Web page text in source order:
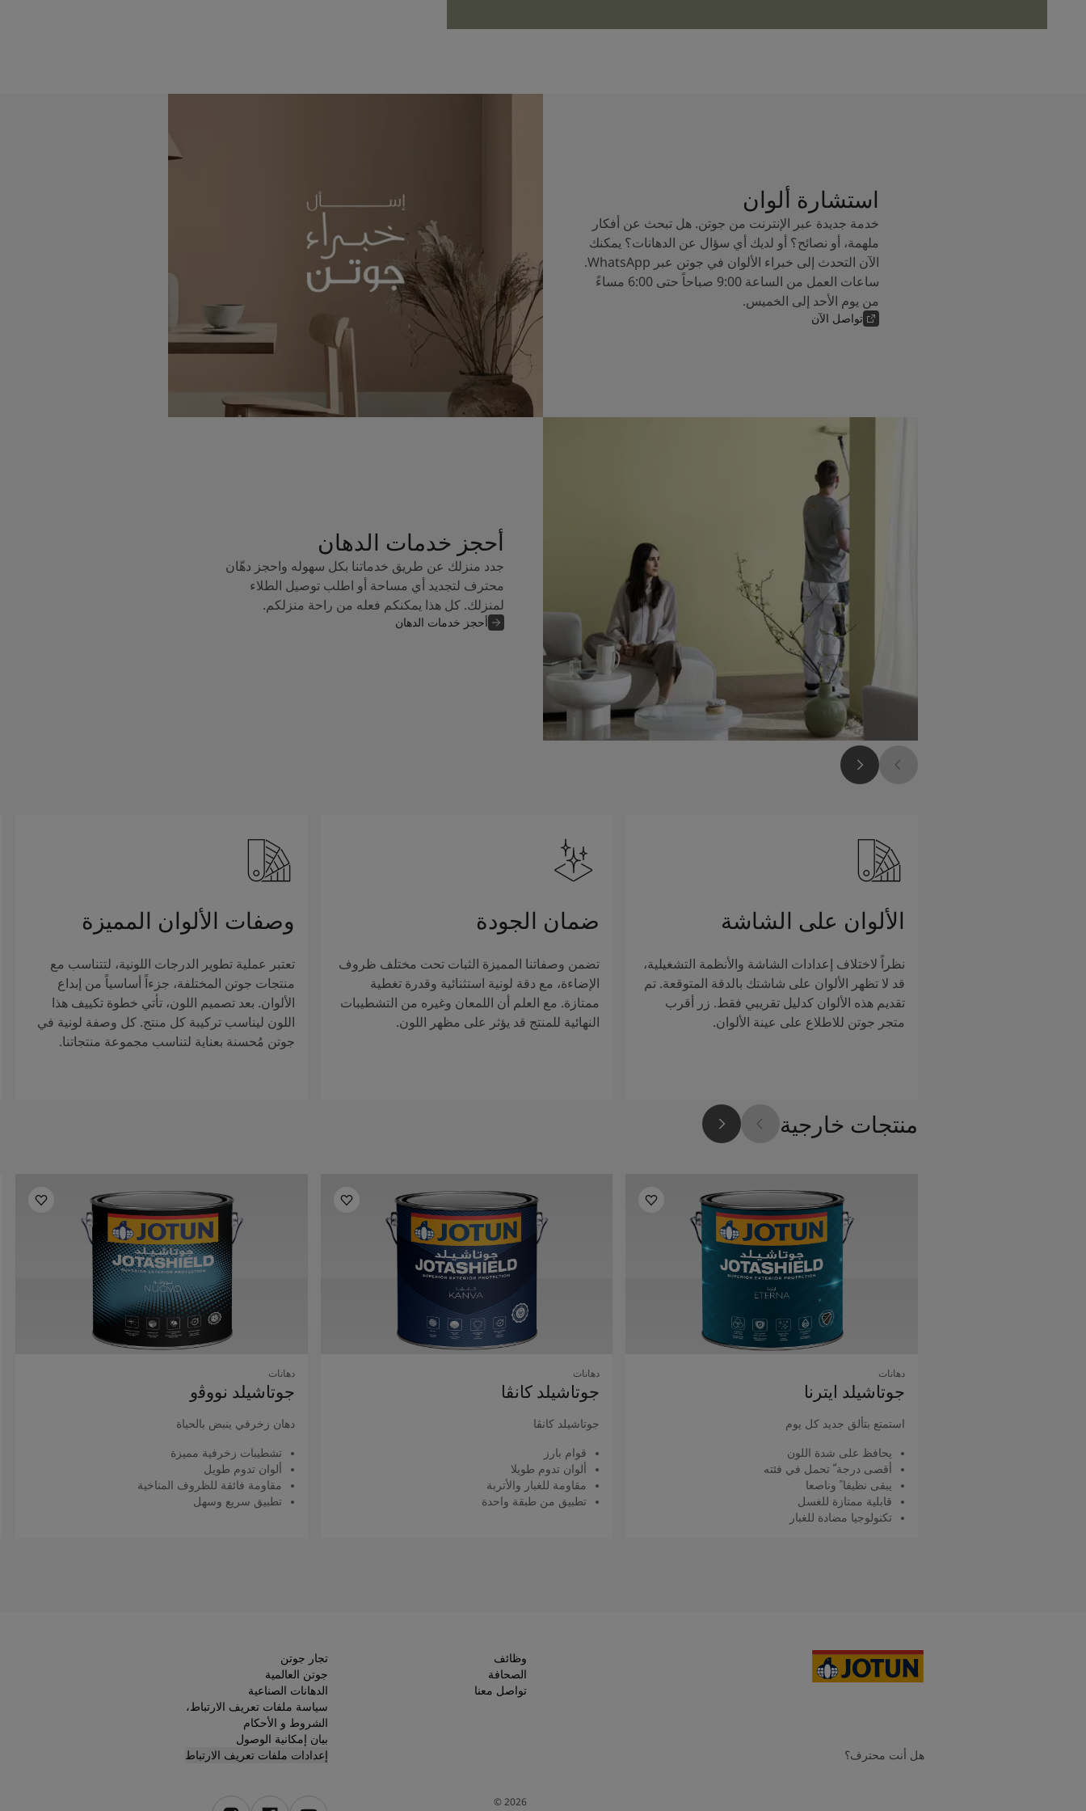
استشارة ألوان
خدمة جديدة عبر الإنترنت من جوتن. هل تبحث عن أفكار
ملهمة، أو نصائح؟ أو لديك أي سؤال عن الدهانات؟ يمكنك
الآن التحدث إلى خبراء الألوان في جوتن عبر WhatsApp.
ساعات العمل من الساعة 9:00 صباحاً حتى 6:00 مساءً
من يوم الأحد إلى الخميس.
تواصل الآن
أحجز خدمات الدهان
جدد منزلك عن طريق خدماتنا بكل سهوله واحجز دهّان
محترف لتجديد أي مساحة أو اطلب توصيل الطلاء
لمنزلك. كل هذا يمكنكم فعله من راحة منزلكم.
أحجز خدمات الدهان
الألوان على الشاشة
نظراً لاختلاف إعدادات الشاشة والأنظمة التشغيلية،
قد لا تظهر الألوان على شاشتك بالدقة المتوقعة. تم
تقديم هذه الألوان كدليل تقريبي فقط. زر أقرب
متجر جوتن للاطلاع على عينة الألوان.
ضمان الجودة
تضمن وصفاتنا المميزة الثبات تحت مختلف ظروف
الإضاءة، مع دقة لونية استثنائية وقدرة تغطية
ممتازة. مع العلم أن اللمعان وغيره من التشطيبات
النهائية للمنتج قد يؤثر على مظهر اللون.
وصفات الألوان المميزة
تعتبر عملية تطوير الدرجات اللونية، لتتناسب مع
منتجات جوتن المختلفة، جزءاً أساسياً من إبداع
الألوان. بعد تصميم اللون، تأتي خطوة تكييف هذا
اللون ليناسب تركيبة كل منتج. كل وصفة لونية في
جوتن مُحسنة بعناية لتناسب مجموعة منتجاتنا.
منتجات خارجية
دهانات
جوتاشيلد اﻳﺘﺮﻧﺎ
استمتع بتألق جديد كل يوم
يحافظ على شدة اللون
أقصى درجة ّ تحمل في فئته
يبقى نظيفا ً وناصعا
قابلية ممتازة للغسل
تكنولوجيا مضادة للغبار
دهانات
جوتاشيلد كانڤا
جوتاشيلد كانڤا
قوام بارز
ألوان تدوم طويلا
مقاومة للغبار والأتربة
تطبيق من طبقة واحدة
دهانات
ﺟﻮﺗﺎﺷﻴﻠﺪ ﻧﻮوﭬو
دﻫﺎن زﺧﺮﻓﻲ ﻳﻨﺒﺾ ﺑﺎﻟﺤﻴﺎة
تشطيبات زخرفية مميزة
ألوان تدوم طويل
مقاومة فائقة للظروف المناخية
تطبيق سريع وسهل
هل أنت محترف؟
وظائف
الصحافة
تواصل معنا
تجار جوتن
جوتن العالمية
الدهانات الصناعية
سياسة ملفات تعريف الارتباط،
الشروط و الأحكام
بيان إمكانية الوصول
إعدادات ملفات تعريف الارتباط
2026
©